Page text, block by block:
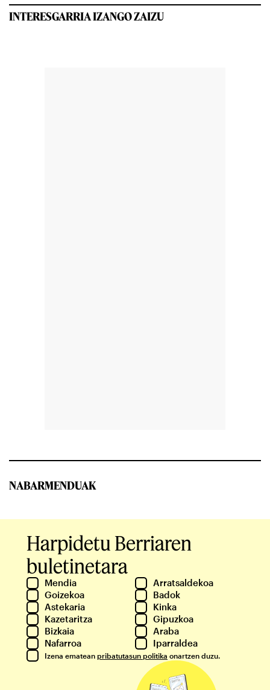
INTERESGARRIA IZANGO ZAIZU
NABARMENDUAK
Harpidetu Berriaren
buletinetara
Mendia
Arratsaldekoa
Goizekoa
Badok
Astekaria
Kinka
Kazetaritza
Gipuzkoa
Bizkaia
Araba
Nafarroa
Iparraldea
Izena ematean pribatutasun politika onartzen duzu.